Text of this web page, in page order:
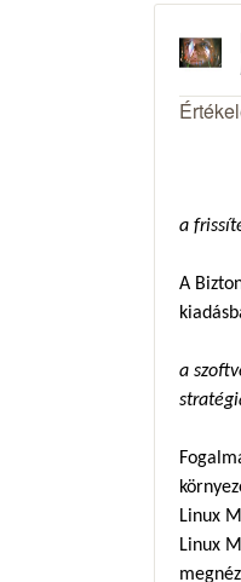
a
A
a
Linux
Linux